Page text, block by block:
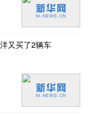
又买了2辆车